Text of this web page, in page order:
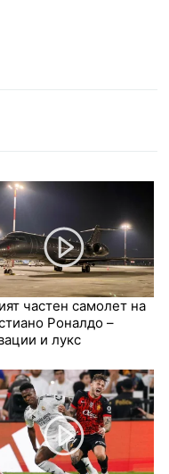
частен самолет на
Роналдо –
и лукс